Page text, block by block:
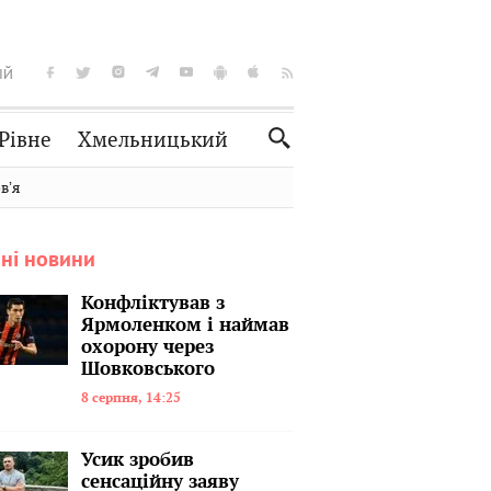
Хмельницький
Словко
Спорт
Нерухомість Домашні тварини
новини
Конфліктував з
Ярмоленком і наймав
охорону через
Шовковського
8 серпня, 14:25
Усик зробив
сенсаційну заяву